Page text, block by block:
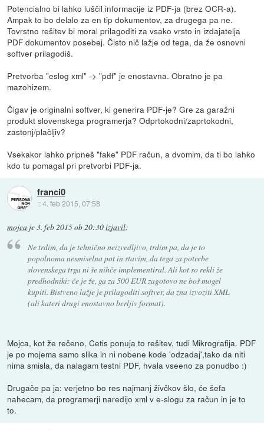
Potencialno bi lahko luščil informacije iz PDF-ja (brez OCR-a).
Ampak to bo delalo za en tip dokumentov, za drugega pa ne.
Tovrstno rešitev bi moral prilagoditi za vsako vrsto in izdajatelja
PDF dokumentov posebej. Čisto nič lažje od tega, da že osnovni
softver prilagodiš.
Pretvorba "eslog xml" -> "pdf" je enostavna. Obratno je pa
mazohizem.
Čigav je originalni softver, ki generira PDF-je? Gre za garažni
produkt slovenskega programerja? Odprtokodni/zaprtokodni,
zastonj/plačljiv?
Vsekakor lahko pripneš "fake" PDF račun, a dvomim, da ti bo lahko
kdo tu pomagal pri pretvorbi PDF-ja.
franci0
::4. feb 2015, 07:58
mojca je3. feb 2015 ob 20:30izjavil:
Ne trdim, da je tehnično neizvedljivo, trdim pa, da je to
popolnoma nesmiselna pot in stavim, da tega za potrebe
slovenskega trga ni še nihče implementiral. Ali kot so rekli že
predhodniki: če je že, ga za 500 EUR zagotovo ne boš mogel
kupiti. Bistveno lažje je prilagoditi softver, da zna izvoziti XML
(ali kateri drugi enostavno berljiv format).
Mojca, kot že rečeno, Cetis ponuja to rešitev, tudi Mikrografija. PDF
je po mojema samo slika in ni nobene kode 'odzadaj',tako da niti
nima smisla, da nalagam testni PDF, hvala vseeno za ponudbo :)
Drugače pa ja: verjetno bo res najmanj živčkov šlo, če šefa
nahecam, da programerji naredijo xml v e-slogu za račun in je to
to.